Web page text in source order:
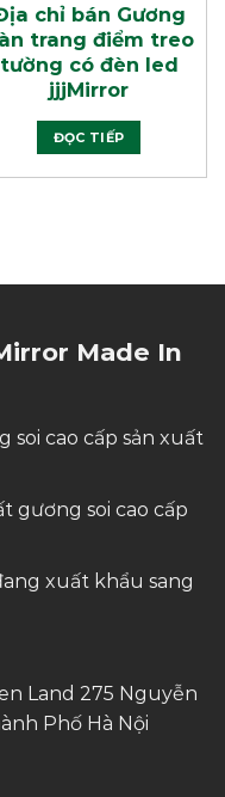
chỉ bán Gương
trang điểm treo
tường có đèn led
jjjMirror
ĐỌC TIẾP
Made In
cao cấp sản xuất
gương soi cao cấp
xuất khẩu sang
Land 275 Nguyễn
Phố Hà Nội